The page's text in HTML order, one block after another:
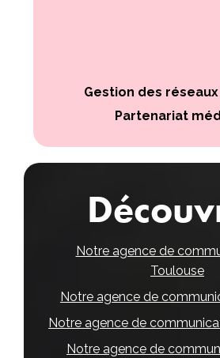
Gestion des
Partenariat
Notre agence de
Toulouse
Notre agence de
Notre agence de
Notre agence de